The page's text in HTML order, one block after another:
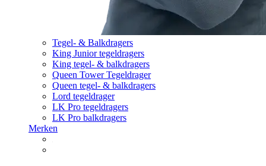
Tegel- & Balkdragers
King Junior tegeldragers
King tegel- & balkdragers
Queen Tower Tegeldrager
Queen tegel- & balkdragers
Lord tegeldrager
LK Pro tegeldragers
LK Pro balkdragers
Merken